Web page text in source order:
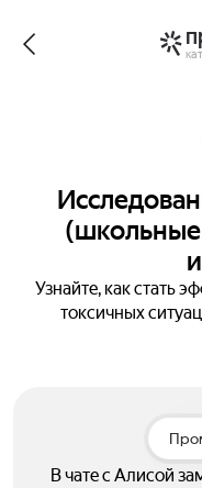
Узнайте, как стать
токсичных
В чате с Алисой